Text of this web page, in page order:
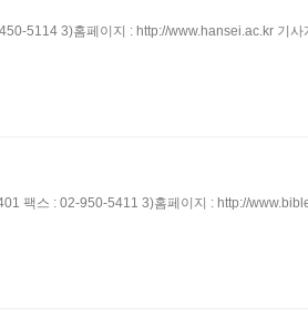
5114 3)홈페이지 : http://www.hansei.ac.kr 기사
팩스 : 02-950-5411 3)홈페이지 : http://